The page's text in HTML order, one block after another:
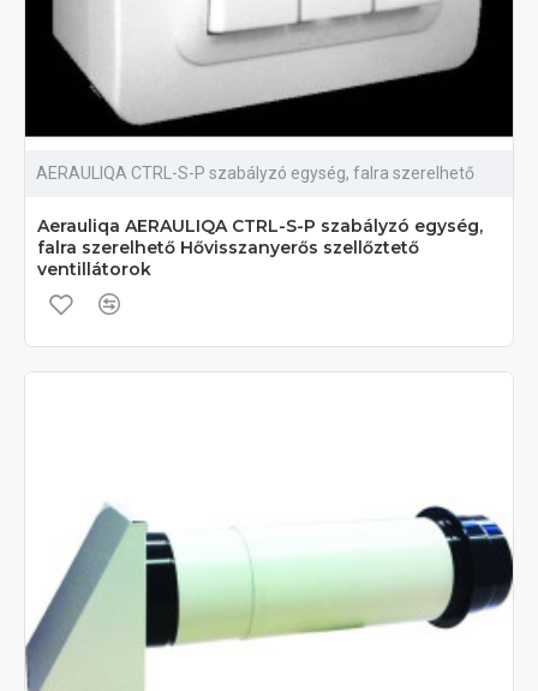
AERAULIQA CTRL-S-P szabályzó egység, falra szerelhető
Aerauliqa AERAULIQA CTRL-S-P szabályzó egység,
falra szerelhető Hővisszanyerős szellőztető
ventillátorok